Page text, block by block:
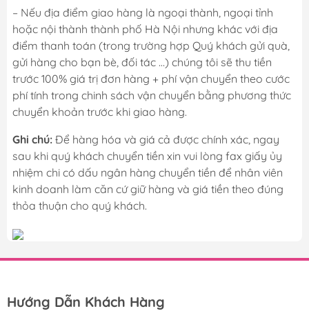
– Nếu địa điểm giao hàng là ngoại thành, ngoại tỉnh
hoặc nội thành thành phố Hà Nội nhưng khác với địa
điểm thanh toán (trong trường hợp Quý khách gửi quà,
gửi hàng cho bạn bè, đối tác …) chúng tôi sẽ thu tiền
trước 100% giá trị đơn hàng + phí vận chuyển theo cước
phí tính trong chinh sách vận chuyển bằng phương thức
chuyển khoản trước khi giao hàng.
Ghi chú: Để hàng hóa và giá cả được chính xác, ngay
sau khi quý khách chuyển tiền xin vui lòng fax giấy ủy
nhiệm chi có dấu ngân hàng chuyển tiền để nhân viên
kinh doanh làm căn cứ giữ hàng và giá tiền theo đúng
thỏa thuận cho quý khách.
Hướng Dẫn Khách Hàng